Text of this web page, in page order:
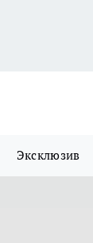
Эксклюзив